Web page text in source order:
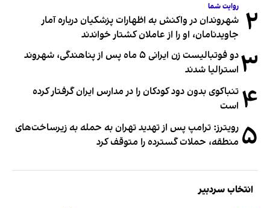
۲ روایت شما
شهروندان در واکنش به اظهارات پزشکیان درباره آمار
جاویدنامان، او را از عاملان کشتار خواندند
۳
دو فوتبالیست زن ایرانی ۵ ماه پس از پناهندگی، شهروند
استرالیا شدند
۴ تنباکوی بدون دود کودکان را در مدارس ایران گرفتار کرده
است
۵ رویترز: ترامپ پس از تهدید تهران به حمله به زیرساخت‌های
منطقه، حملات گسترده را متوقف کرد
انتخاب سردبیر